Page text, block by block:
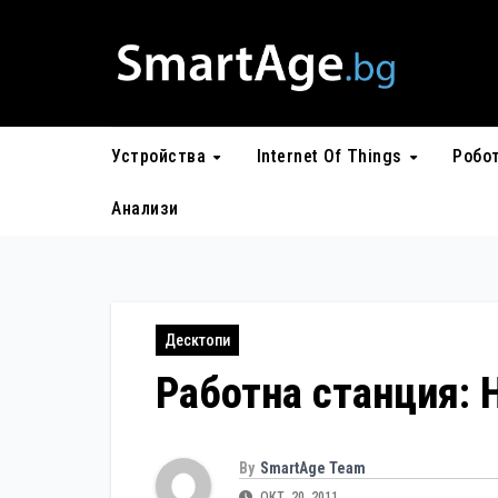
Устройства Internet Of Things
Анализи
Десктопи
Работна станция:
By SmartAge Team